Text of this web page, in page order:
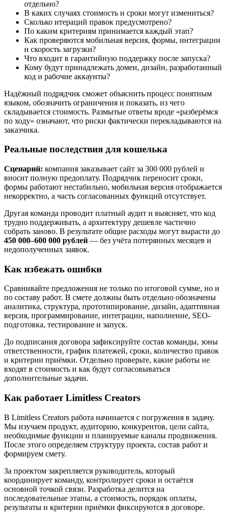
отдельно?
В каких случаях стоимость и сроки могут измениться?
Сколько итераций правок предусмотрено?
По каким критериям принимается каждый этап?
Как проверяются мобильная версия, формы, интеграции
и скорость загрузки?
Что входит в гарантийную поддержку после запуска?
Кому будут принадлежать домен, дизайн, разработанный
код и рабочие аккаунты?
Надёжный подрядчик сможет объяснить процесс понятным
языком, обозначить ограничения и показать, из чего
складывается стоимость. Размытые ответы вроде «разберёмся
по ходу» означают, что риски фактически перекладываются на
заказчика.
Реальные последствия для кошелька
Сценарий: компания заказывает сайт за 300 000 рублей и
вносит полную предоплату. Подрядчик переносит сроки,
формы работают нестабильно, мобильная версия отображается
некорректно, а часть согласованных функций отсутствует.
Другая команда проводит платный аудит и выясняет, что код
трудно поддерживать, а архитектуру дешевле частично
собрать заново. В результате общие расходы могут вырасти до
450 000–600 000 рублей — без учёта потерянных месяцев и
недополученных заявок.
Как избежать ошибки
Сравнивайте предложения не только по итоговой сумме, но и
по составу работ. В смете должны быть отдельно обозначены
аналитика, структура, прототипирование, дизайн, адаптивная
версия, программирование, интеграции, наполнение, SEO-
подготовка, тестирование и запуск.
До подписания договора зафиксируйте состав команды, зоны
ответственности, график платежей, сроки, количество правок
и критерии приёмки. Отдельно проверьте, какие работы не
входят в стоимость и как будут согласовываться
дополнительные задачи.
Как работает Limitless Creators
В Limitless Creators работа начинается с погружения в задачу.
Мы изучаем продукт, аудиторию, конкурентов, цели сайта,
необходимые функции и планируемые каналы продвижения.
После этого определяем структуру проекта, состав работ и
формируем смету.
За проектом закрепляется руководитель, который
координирует команду, контролирует сроки и остаётся
основной точкой связи. Разработка делится на
последовательные этапы, а стоимость, порядок оплаты,
результаты и критерии приёмки фиксируются в договоре.